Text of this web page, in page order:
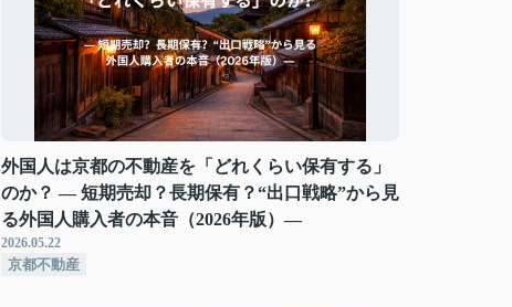
外国人は京都の不動産を「どれくらい保有する」
のか？ ― 短期売却？長期保有？“出口戦略”から見
る外国人購入者の本音（2026年版）―
2026.05.22
京都不動産